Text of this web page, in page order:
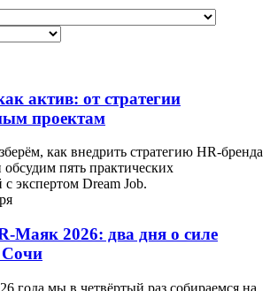
актив: от стратегии
проектам
как внедрить стратегию HR-бренда
пять практических
экспертом Dream Job.
2026: два дня о силе
года мы в четвёртый раз собираемся на